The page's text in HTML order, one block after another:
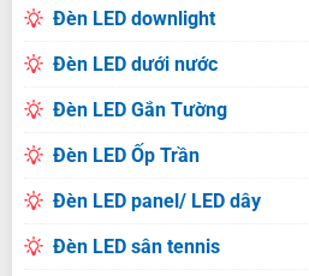
Đèn LED downlight
Đèn LED dưới nước
Đèn LED Gắn Tường
Đèn LED Ốp Trần
Đèn LED panel/ LED dây
Đèn LED sân tennis